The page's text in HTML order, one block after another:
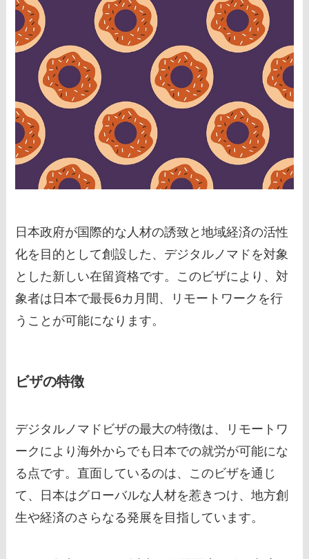
日本政府が国際的な人材の誘致と地域経済の活性
化を目的として創設した、デジタルノマドを対象
とした新しい在留資格です。このビザにより、対
象者は日本で最長6カ月間、リモートワークを行
うことが可能になります。
ビザの特徴
デジタルノマドビザの最大の特徴は、リモートワ
ークにより海外からでも日本での就労が可能にな
る点です。直面しているのは、このビザを通じ
て、日本はグローバルな人材を惹きつけ、地方創
生や経済のさらなる発展を目指しています。